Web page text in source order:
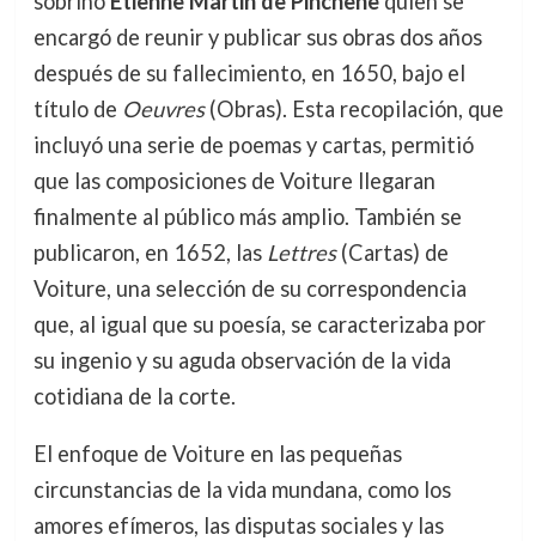
encargó de reunir y publicar sus obras dos años
después de su fallecimiento, en 1650, bajo el
título de Oeuvres(Obras). Esta recopilación, que
incluyó una serie de poemas y cartas, permitió
que las composiciones de Voiture llegaran
finalmente al público más amplio. También se
publicaron, en 1652, las Lettres(Cartas) de
Voiture, una selección de su correspondencia
que, al igual que su poesía, se caracterizaba por
su ingenio y su aguda observación de la vida
cotidiana de la corte.
El enfoque de Voiture en las pequeñas
circunstancias de la vida mundana, como los
amores efímeros, las disputas sociales y las